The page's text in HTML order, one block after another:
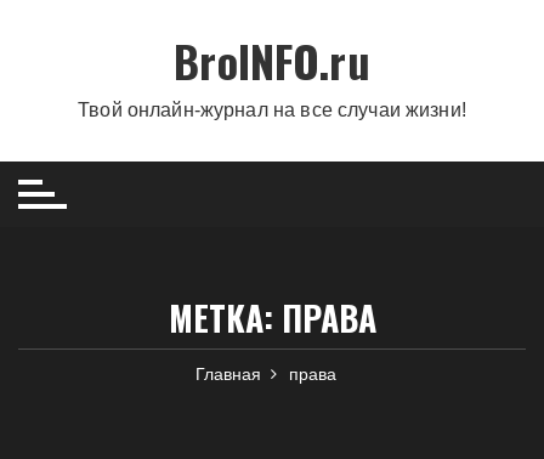
BroINFO.ru
Твой онлайн-журнал на все случаи жизни!
МЕТКА: ПРАВА
Главная права